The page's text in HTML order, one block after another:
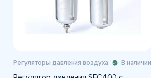
Регуляторы давления воздуха В наличии